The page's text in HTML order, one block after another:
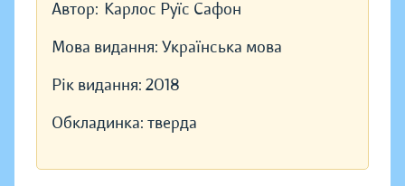
Автор: Карлос Руїс Сафон
Мова видання: Українська мова
Рік видання: 2018
Обкладинка: тверда